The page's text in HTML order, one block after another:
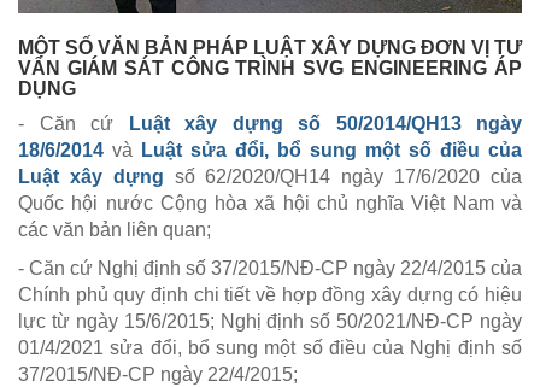
MỘT SỐ VĂN BẢN PHÁP LUẬT XÂY DỰNG ĐƠN VỊ TƯ
VẤN GIÁM SÁT CÔNG TRÌNH SVG ENGINEERING ÁP
DỤNG
- Căn cứ
Luật xây dựng số 50/2014/QH13 ngày
18/6/2014 và Luật sửa đổi, bổ sung một số điều của
Luật xây dựng số 62/2020/QH14 ngày 17/6/2020 của
Quốc hội nước Cộng hòa xã hội chủ nghĩa Việt Nam và
các văn bản liên quan;
- Căn cứ Nghị định số 37/2015/NĐ-CP ngày 22/4/2015 của
Chính phủ quy định chi tiết về hợp đồng xây dựng có hiệu
lực từ ngày 15/6/2015; Nghị định số 50/2021/NĐ-CP ngày
01/4/2021 sửa đổi, bổ sung một số điều của Nghị định số
37/2015/NĐ-CP ngày 22/4/2015;